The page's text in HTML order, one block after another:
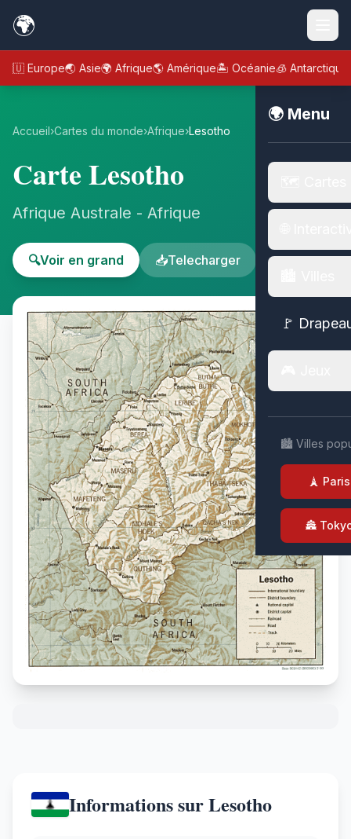
🌍
🇪🇺 Europe🌏 Asie🌍 Afrique🌎 Amérique🏝️ Océanie🧊 Antarctique
🌍 Menu
🚩
🏙️ Villes
🗼 Paris
🏯
Accueil›Cartes du monde›Afrique›Lesotho
Carte Lesotho
Afrique Australe - Afrique
🔍Voir en grand 📥Telecharger
Informations sur Lesotho